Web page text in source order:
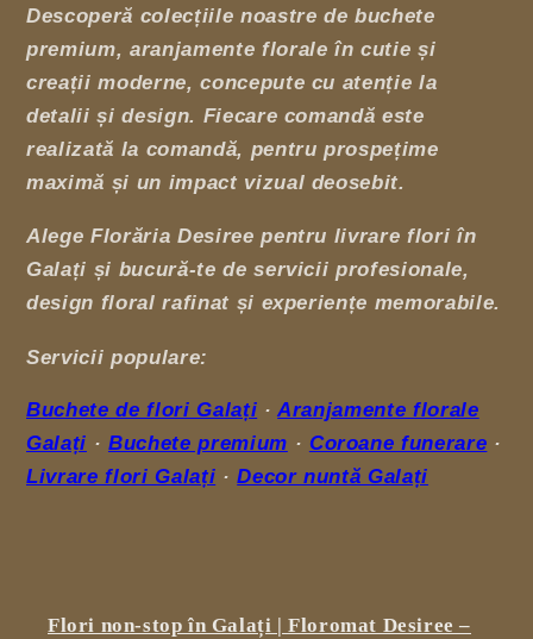
Descoperă colecțiile noastre de buchete
premium, aranjamente florale în cutie și
creații moderne, concepute cu atenție la
detalii și design. Fiecare comandă este
realizată la comandă, pentru prospețime
maximă și un impact vizual deosebit.
Alege Florăria Desiree pentru livrare flori în
Galați și bucură-te de servicii profesionale,
design floral rafinat și experiențe memorabile.
Servicii populare:
Buchete de flori Galați ·Aranjamente florale
Galați · Buchete premium · Coroane funerare ·
Livrare flori Galați ·Decor nuntă Galați
Flori non-stop în Galați | Floromat Desiree –